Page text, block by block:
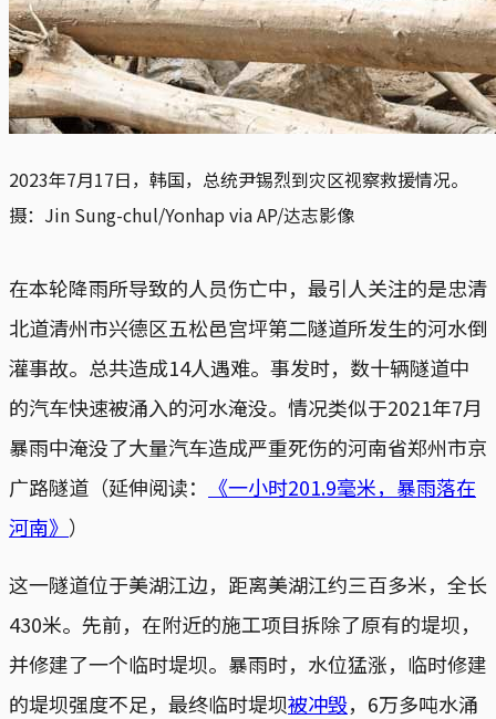
2023年7月17日，韩国，总统尹锡烈到灾区视察救援情况。
摄：Jin Sung-chul/Yonhap via AP/达志影像
在本轮降雨所导致的人员伤亡中，最引人关注的是忠清
北道清州市兴德区五松邑宫坪第二隧道所发生的河水倒
灌事故。总共造成14人遇难。事发时，数十辆隧道中
的汽车快速被涌入的河水淹没。情况类似于2021年7月
暴雨中淹没了大量汽车造成严重死伤的河南省郑州市京
广路隧道（延伸阅读：
《一小时201.9毫米，暴雨落在
河南》 ）
这一隧道位于美湖江边，距离美湖江约三百多米，全长
430米。先前，在附近的施工项目拆除了原有的堤坝，
并修建了一个临时堤坝。暴雨时，水位猛涨，临时修建
的堤坝强度不足，最终临时堤坝被冲毁，6万多吨水涌